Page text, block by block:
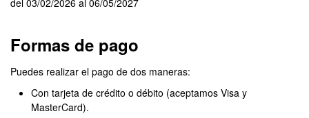
del 03/02/2026 al 06/05/2027
Formas de pago
Puedes realizar el pago de dos maneras:
Con tarjeta de crédito o débito (aceptamos Visa y
MasterCard).